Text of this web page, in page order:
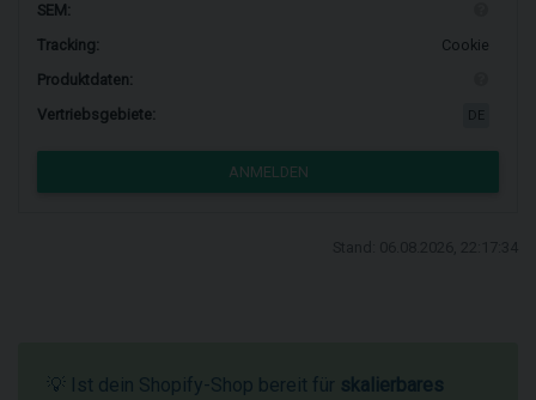
SEM:
Tracking:
Cookie
Produktdaten:
Vertriebsgebiete:
ANMELDEN
💡 Ist dein Shopify-Shop bereit für skalierbares